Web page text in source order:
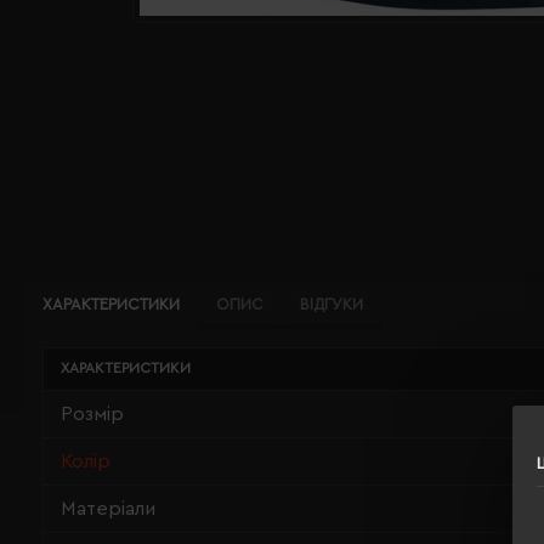
ХАРАКТЕРИСТИКИ ОПИС ВІДГУКИ
ХАРАКТЕРИСТИКИ
Розмір
Колір
Матеріали